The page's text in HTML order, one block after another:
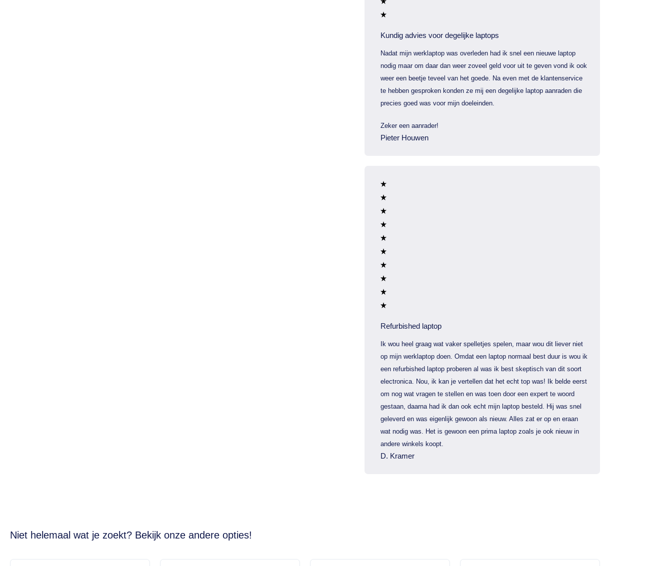
Kundig advies voor degelijke laptops
Nadat mijn werklaptop was overleden had ik snel een nieuwe laptop
nodig maar om daar dan weer zoveel geld voor uit te geven vond ik ook
weer een beetje teveel van het goede. Na even met de klantenservice
te hebben gesproken konden ze mij een degelijke laptop aanraden die
precies goed was voor mijn doeleinden.
Zeker een aanrader!
Pieter Houwen
Refurbished laptop
Ik wou heel graag wat vaker spelletjes spelen, maar wou dit liever niet
op mijn werklaptop doen. Omdat een laptop normaal best duur is wou ik
een refurbished laptop proberen al was ik best skeptisch van dit soort
electronica. Nou, ik kan je vertellen dat het echt top was! Ik belde eerst
om nog wat vragen te stellen en was toen door een expert te woord
gestaan, daarna had ik dan ook echt mijn laptop besteld. Hij was snel
geleverd en was eigenlijk gewoon als nieuw. Alles zat er op en eraan
wat nodig was. Het is gewoon een prima laptop zoals je ook nieuw in
andere winkels koopt.
D. Kramer
Niet helemaal wat je zoekt? Bekijk onze andere opties!